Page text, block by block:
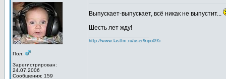
Пол:
Зарегистрирован:
24.07.2006
Сообщения: 159
Выпускает-выпускает, всё никак не выпустит...
Шесть лет жду!
http://www.lastfm.ru/user/kipo095